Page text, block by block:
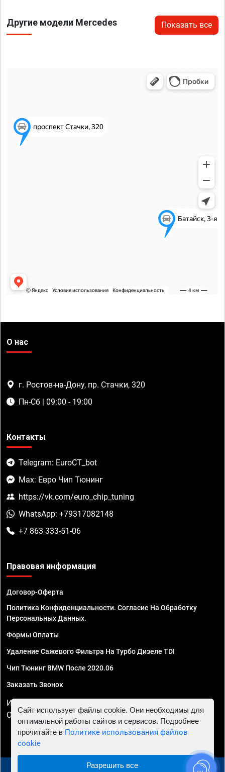
Другие модели Mercedes Показать все
О нас
г. Ростов-на-Дону, пр. Стачки, 320
Пн-Сб | 09:00 - 19:00
Контакты
Telegram: EuroCT_bot
Max: Евро Чип Тюнинг
https://vk.com/euro_chip_tuning
WhatsApp: +79317082148
+7 863 333-51-06
Правовая информация
Договор-Оферта
Политика Конфиденциальности. Согласие На Обработку
Персональных Данных.
Формы Оплаты
Удаление Сажевого Фильтра На Турбо Дизеле TDI
Чип Тюнинг BMW После 2020.06
Заказать Звонок
ИП Смирнов Георгий Павлович. ИНН 781302555843,
ОГРНИП 324470400032610
© 2010 - 2026 Чип тюнинг в Ростове-на-Дону -
Сайт использует файлы cookie. Они необходимы для
оптимальной работы сайтов и сервисов. Подробнее
прочитайте в Политике использования файлов
cookie
Разрешить все